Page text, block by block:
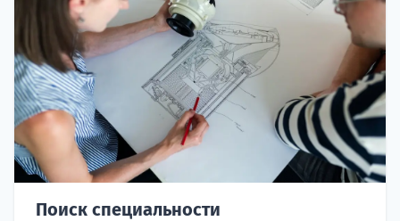
Поиск специальности